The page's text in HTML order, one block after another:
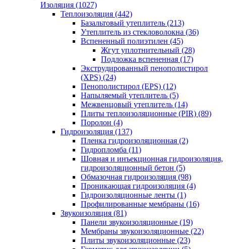
Изоляция (1027)
Теплоизоляция (442)
Базальтовый утеплитель (213)
Утеплитель из стекловолокна (36)
Вспененный полиэтилен (45)
Жгут уплотнительный (28)
Подложка вспененная (17)
Экструдированный пенополистирол
(XPS) (24)
Пенополистирол (EPS) (12)
Напыляемый утеплитель (5)
Межвенцовый утеплитель (14)
Плиты теплоизоляционные (PIR) (89)
Поролон (4)
Гидроизоляция (137)
Пленка гидроизоляционная (2)
Гидропломба (11)
Шовная и инъекционная гидроизоляция,
гидроизоляционный бетон (5)
Обмазочная гидроизоляция (98)
Проникающая гидроизоляция (4)
Гидроизоляционные ленты (1)
Профилированные мембраны (16)
Звукоизоляция (81)
Панели звукоизоляционные (19)
Мембраны звукоизоляционные (22)
Плиты звукоизоляционные (23)